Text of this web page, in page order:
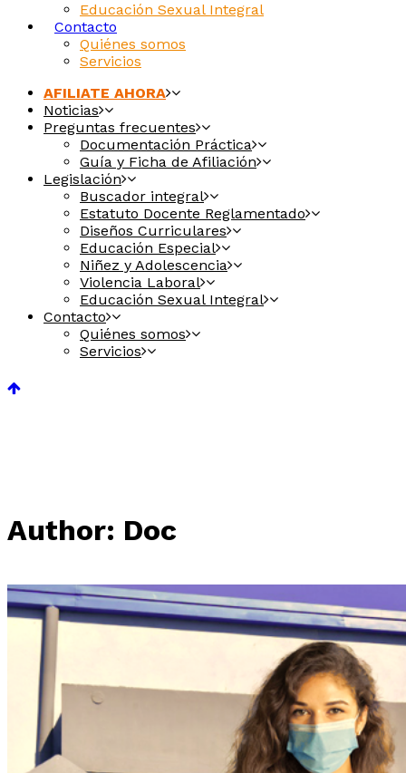
Educación Sexual Integral
Contacto
Quiénes somos
Servicios
AFILIATE AHORA
Noticias
Preguntas frecuentes
Documentación Práctica
Guía y Ficha de Afiliación
Legislación
Buscador integral
Estatuto Docente Reglamentado
Diseños Curriculares
Educación Especial
Niñez y Adolescencia
Violencia Laboral
Educación Sexual Integral
Contacto
Quiénes somos
Servicios
Author: Doc